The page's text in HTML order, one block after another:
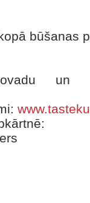
būšanas
un